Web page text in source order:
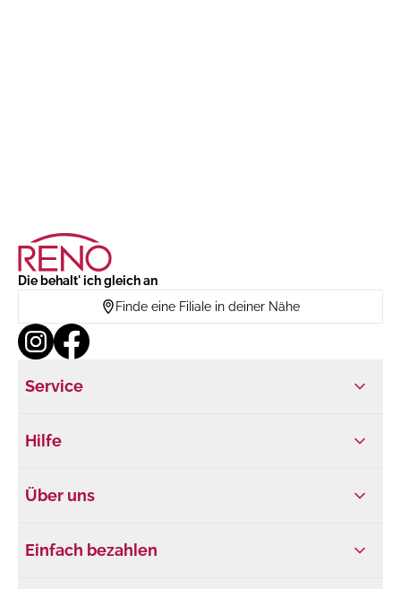
Die behalt' ich gleich an
Finde eine Filiale in deiner Nähe
Service
Hilfe
Über uns
Einfach bezahlen